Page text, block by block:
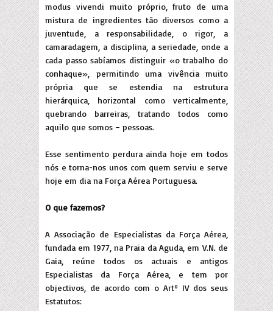
modus vivendi muito próprio, fruto de uma
mistura de ingredientes tão diversos como a
juventude, a responsabilidade, o rigor, a
camaradagem, a disciplina, a seriedade, onde a
cada passo sabíamos distinguir «o trabalho do
conhaque», permitindo uma vivência muito
própria que se estendia na estrutura
hierárquica, horizontal como verticalmente,
quebrando barreiras, tratando todos como
aquilo que somos – pessoas.
Esse sentimento perdura ainda hoje em todos
nós e torna-nos unos com quem serviu e serve
hoje em dia na Força Aérea Portuguesa.
O que fazemos?
A Associação de Especialistas da Força Aérea,
fundada em 1977, na Praia da Aguda, em V.N. de
Gaia, reúne todos os actuais e antigos
Especialistas da Força Aérea, e tem por
objectivos, de acordo com o Artº IV dos seus
Estatutos: